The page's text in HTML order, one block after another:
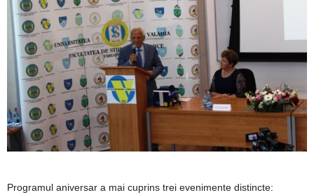
Programul aniversar a mai cuprins trei evenimente distincte: